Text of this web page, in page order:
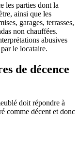
les parties dont la
ainsi que les
garages, terrasses,
non chauffées.
abusives
le locataire.
de décence
doit répondre à
comme décent et donc